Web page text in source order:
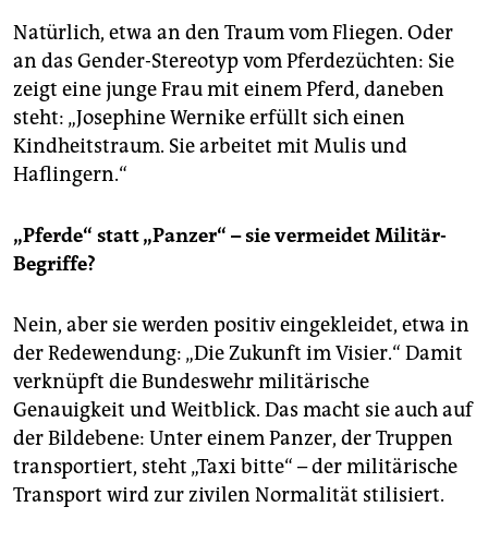
Natürlich, etwa an den Traum vom Fliegen. Oder
an das Gender-Stereotyp vom Pferdezüchten: Sie
zeigt eine junge Frau mit einem Pferd, daneben
steht: „Josephine Wernike erfüllt sich einen
Kindheitstraum. Sie arbeitet mit Mulis und
Haflingern.“
„Pferde“ statt „Panzer“ – sie vermeidet Militär-
Begriffe?
Nein, aber sie werden positiv eingekleidet, etwa in
der Redewendung: „Die Zukunft im Visier.“ Damit
verknüpft die Bundeswehr militärische
Genauigkeit und Weitblick. Das macht sie auch auf
der Bildebene: Unter einem Panzer, der Truppen
transportiert, steht „Taxi bitte“ – der militärische
Transport wird zur zivilen Normalität stilisiert.